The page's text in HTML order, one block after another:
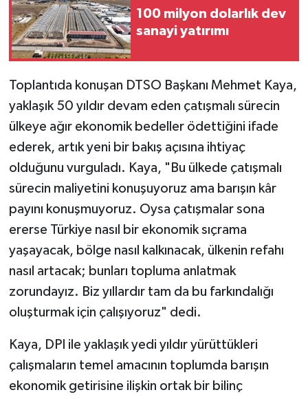
100 milyon dolarlık dev
sanayi yatırımı
Toplantıda konuşan DTSO Başkanı Mehmet Kaya,
yaklaşık 50 yıldır devam eden çatışmalı sürecin
ülkeye ağır ekonomik bedeller ödettiğini ifade
ederek, artık yeni bir bakış açısına ihtiyaç
olduğunu vurguladı. Kaya, "Bu ülkede çatışmalı
sürecin maliyetini konuşuyoruz ama barışın kâr
payını konuşmuyoruz. Oysa çatışmalar sona
ererse Türkiye nasıl bir ekonomik sıçrama
yaşayacak, bölge nasıl kalkınacak, ülkenin refahı
nasıl artacak; bunları topluma anlatmak
zorundayız. Biz yıllardır tam da bu farkındalığı
oluşturmak için çalışıyoruz" dedi.
Kaya, DPI ile yaklaşık yedi yıldır yürüttükleri
çalışmaların temel amacının toplumda barışın
ekonomik getirisine ilişkin ortak bir bilinç